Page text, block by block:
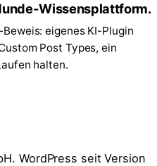
Wissensplattform.
eigenes KI-Plugin
Post Types, ein
halten.
WordPress seit Version